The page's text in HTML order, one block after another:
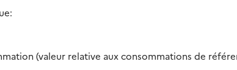
(valeur relative aux consommations de